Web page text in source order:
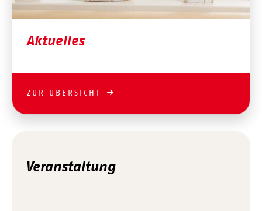
Aktuelles
ZUR ÜBERSICHT
Veranstaltung